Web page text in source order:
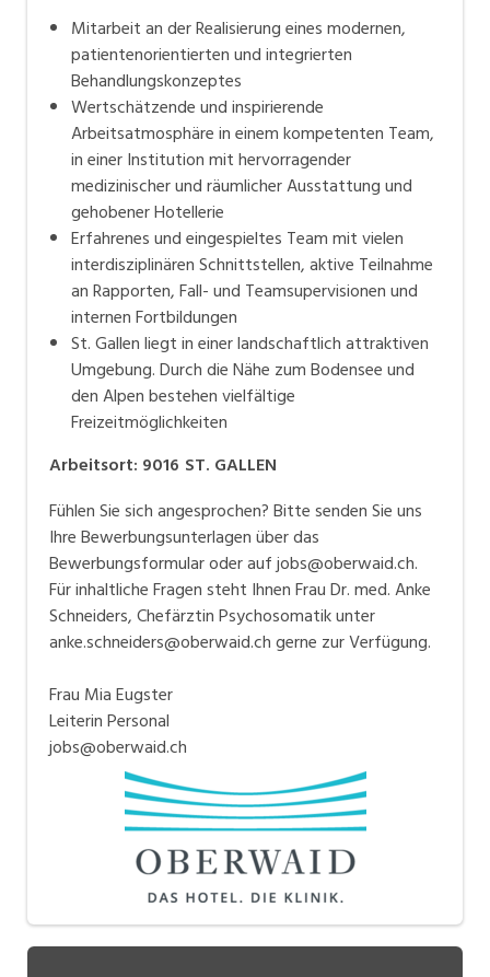
Mitarbeit an der Realisierung eines modernen,
patientenorientierten und integrierten
Behandlungskonzeptes
Wertschätzende und inspirierende
Arbeitsatmosphäre in einem kompetenten Team,
in einer Institution mit hervorragender
medizinischer und räumlicher Ausstattung und
gehobener Hotellerie
Erfahrenes und eingespieltes Team mit vielen
interdisziplinären Schnittstellen, aktive Teilnahme
an Rapporten, Fall- und Teamsupervisionen und
internen Fortbildungen
St. Gallen liegt in einer landschaftlich attraktiven
Umgebung. Durch die Nähe zum Bodensee und
den Alpen bestehen vielfältige
Freizeitmöglichkeiten
Arbeitsort: 9016 ST. GALLEN
Fühlen Sie sich angesprochen? Bitte senden Sie uns
Ihre Bewerbungsunterlagen über das
Bewerbungsformular oder auf jobs@oberwaid.ch.
Für inhaltliche Fragen steht Ihnen Frau Dr. med. Anke
Schneiders, Chefärztin Psychosomatik unter
anke.schneiders@oberwaid.ch gerne zur Verfügung.
Frau Mia Eugster
Leiterin Personal
jobs@oberwaid.ch